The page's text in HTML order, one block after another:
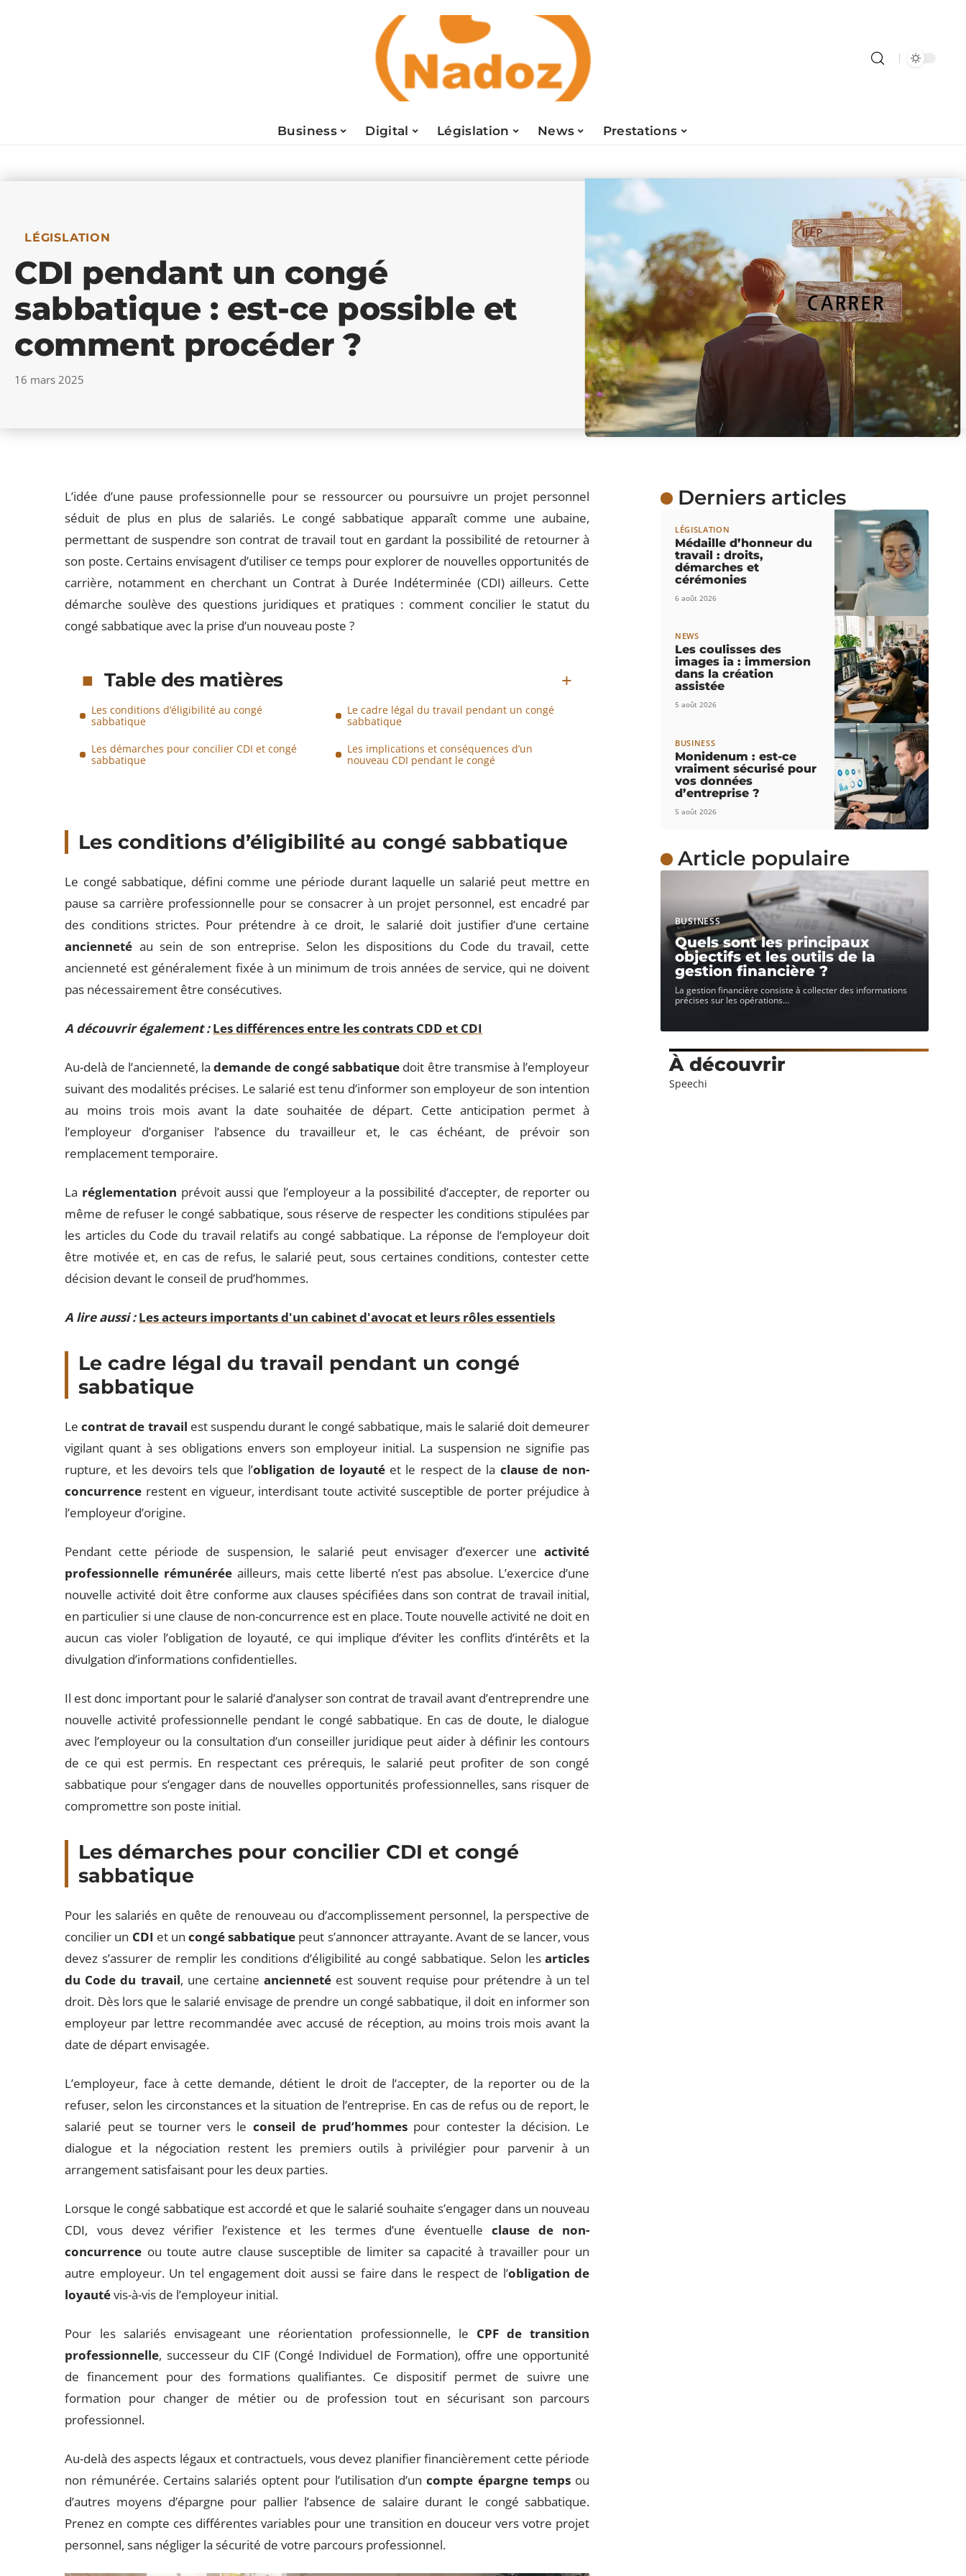
Business Digital Législation News Prestations
LÉGISLATION
CDI pendant un congé
sabbatique : est-ce possible et
comment procéder ?
16 mars 2025
L’idée d’une pause professionnelle pour se ressourcer ou poursuivre un projet personnel
séduit de plus en plus de salariés. Le congé sabbatique apparaît comme une aubaine,
permettant de suspendre son contrat de travail tout en gardant la possibilité de retourner à
son poste. Certains envisagent d’utiliser ce temps pour explorer de nouvelles opportunités de
carrière, notamment en cherchant un Contrat à Durée Indéterminée (CDI) ailleurs. Cette
démarche soulève des questions juridiques et pratiques : comment concilier le statut du
congé sabbatique avec la prise d’un nouveau poste ?
Table des matières
Les conditions d’éligibilité au congé
sabbatique
Le cadre légal du travail pendant un congé
sabbatique
Les démarches pour concilier CDI et congé
sabbatique
Les implications et conséquences d’un
nouveau CDI pendant le congé
Les conditions d’éligibilité au congé sabbatique
Le congé sabbatique, défini comme une période durant laquelle un salarié peut mettre en
pause sa carrière professionnelle pour se consacrer à un projet personnel, est encadré par
des conditions strictes. Pour prétendre à ce droit, le salarié doit justifier d’une certaine
ancienneté au sein de son entreprise. Selon les dispositions du Code du travail, cette
ancienneté est généralement fixée à un minimum de trois années de service, qui ne doivent
pas nécessairement être consécutives.
A découvrir également : Les différences entre les contrats CDD et CDI
Au-delà de l’ancienneté, lademande de congé sabbatique doit être transmise à l’employeur
suivant des modalités précises. Le salarié est tenu d’informer son employeur de son intention
au moins trois mois avant la date souhaitée de départ. Cette anticipation permet à
l’employeur d’organiser l’absence du travailleur et, le cas échéant, de prévoir son
remplacement temporaire.
La réglementation prévoit aussi que l’employeur a la possibilité d’accepter, de reporter ou
même de refuser le congé sabbatique, sous réserve de respecter les conditions stipulées par
les articles du Code du travail relatifs au congé sabbatique. La réponse de l’employeur doit
être motivée et, en cas de refus, le salarié peut, sous certaines conditions, contester cette
décision devant le conseil de prud’hommes.
A lire aussi : Les acteurs importants d'un cabinet d'avocat et leurs rôles essentiels
Le cadre légal du travail pendant un congé
sabbatique
Lecontrat de travail est suspendu durant le congé sabbatique, mais le salarié doit demeurer
vigilant quant à ses obligations envers son employeur initial. La suspension ne signifie pas
rupture, et les devoirs tels que l’obligation de loyautéet le respect de la clause de non-
concurrence restent en vigueur, interdisant toute activité susceptible de porter préjudice à
l’employeur d’origine.
Pendant cette période de suspension, le salarié peut envisager d’exercer uneactivité
professionnelle rémunéréeailleurs, mais cette liberté n’est pas absolue. L’exercice d’une
nouvelle activité doit être conforme aux clauses spécifiées dans son contrat de travail initial,
en particulier si une clause de non-concurrence est en place. Toute nouvelle activité ne doit en
aucun cas violer l’obligation de loyauté, ce qui implique d’éviter les conflits d’intérêts et la
divulgation d’informations confidentielles.
Il est donc important pour le salarié d’analyser son contrat de travail avant d’entreprendre une
nouvelle activité professionnelle pendant le congé sabbatique. En cas de doute, le dialogue
avec l’employeur ou la consultation d’un conseiller juridique peut aider à définir les contours
de ce qui est permis. En respectant ces prérequis, le salarié peut profiter de son congé
sabbatique pour s’engager dans de nouvelles opportunités professionnelles, sans risquer de
compromettre son poste initial.
Les démarches pour concilier CDI et congé
sabbatique
Pour les salariés en quête de renouveau ou d’accomplissement personnel, la perspective de
concilier un CDI et uncongé sabbatique peut s’annoncer attrayante. Avant de se lancer, vous
devez s’assurer de remplir les conditions d’éligibilité au congé sabbatique. Selon lesarticles
du Code du travail, une certaine anciennetéest souvent requise pour prétendre à un tel
droit. Dès lors que le salarié envisage de prendre un congé sabbatique, il doit en informer son
employeur par lettre recommandée avec accusé de réception, au moins trois mois avant la
date de départ envisagée.
L’employeur, face à cette demande, détient le droit de l’accepter, de la reporter ou de la
refuser, selon les circonstances et la situation de l’entreprise. En cas de refus ou de report, le
salarié peut se tourner vers le conseil de prud’hommes pour contester la décision. Le
dialogue et la négociation restent les premiers outils à privilégier pour parvenir à un
arrangement satisfaisant pour les deux parties.
Lorsque le congé sabbatique est accordé et que le salarié souhaite s’engager dans un nouveau
CDI, vous devez vérifier l’existence et les termes d’une éventuelleclause de non-
concurrence ou toute autre clause susceptible de limiter sa capacité à travailler pour un
autre employeur. Un tel engagement doit aussi se faire dans le respect de l’obligation de
loyautévis-à-vis de l’employeur initial.
Pour les salariés envisageant une réorientation professionnelle, le CPF de transition
professionnelle, successeur du CIF (Congé Individuel de Formation), offre une opportunité
de financement pour des formations qualifiantes. Ce dispositif permet de suivre une
formation pour changer de métier ou de profession tout en sécurisant son parcours
professionnel.
Au-delà des aspects légaux et contractuels, vous devez planifier financièrement cette période
non rémunérée. Certains salariés optent pour l’utilisation d’uncompte épargne temps ou
d’autres moyens d’épargne pour pallier l’absence de salaire durant le congé sabbatique.
Prenez en compte ces différentes variables pour une transition en douceur vers votre projet
personnel, sans négliger la sécurité de votre parcours professionnel.
Derniers articles
LÉGISLATION
Médaille d’honneur du
travail : droits,
démarches et
cérémonies
6 août 2026
NEWS
Les coulisses des
images ia : immersion
dans la création
assistée
5 août 2026
BUSINESS
Monidenum : est-ce
vraiment sécurisé pour
vos données
d’entreprise ?
5 août 2026
Article populaire
BUSINESS
Quels sont les principaux
objectifs et les outils de la
gestion financière ?
La gestion financière consiste à collecter des informations
précises sur les opérations…
À découvrir
Speechi